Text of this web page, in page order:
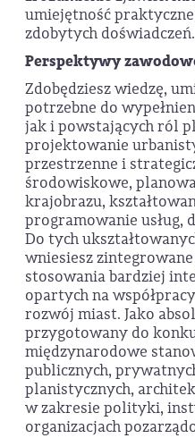
umiejętność
zdobytych doświadczeń.
Perspektywy
Zdobędziesz wiedzę,
potrzebne do
jak i powstających ról
projektowanie
przestrzenne i
środowiskowe,
krajobrazu,
programowanie usług,
Do tych
wniesiesz
stosowania bardziej
opartych na
rozwój miast. Jako
przygotowany do
międzynarodowe
publicznych,
planistycznych,
w zakresie polityki,
organizacjach